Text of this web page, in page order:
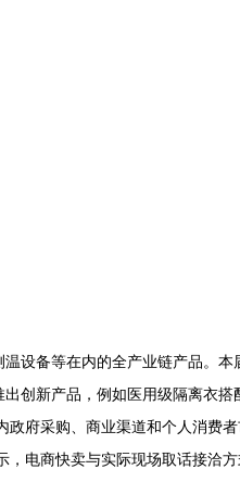
设备等在内的全产业链产品。本
创新产品，例如医用级隔离衣搭
政府采购、商业渠道和个人消费
，电商快卖与实际现场取话接洽